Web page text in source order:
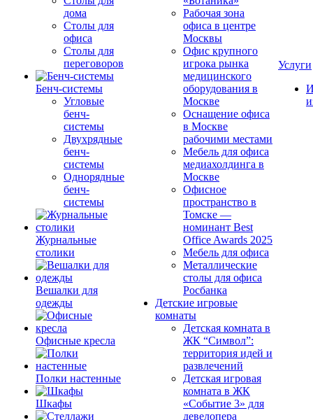
дома
Столы для
офиса
Столы для
переговоров
Бенч-системы
Угловые
бенч-
системы
Двухрядные
бенч-
системы
Однорядные
бенч-
системы
Журнальные
столики
Вешалки для
одежды
Офисные кресла
Полки настенные
Шкафы
Рабочая зона
офиса в центре
Москвы
Офис крупного
игрока рынка
медицинского
оборудования в
Москве
Оснащение офиса
в Москве
рабочими местами
Мебель для офиса
медиахолдинга в
Москве
Офисное
пространство в
Томске —
номинант Best
Office Awards 2025
Мебель для офиса
Металлические
столы для офиса
Росбанка
Детские игровые
комнаты
Детская комната в
ЖК “Символ”:
территория идей и
развлечений
Детская игровая
комната в ЖК
«Событие 3» для
девелопера
Услуги